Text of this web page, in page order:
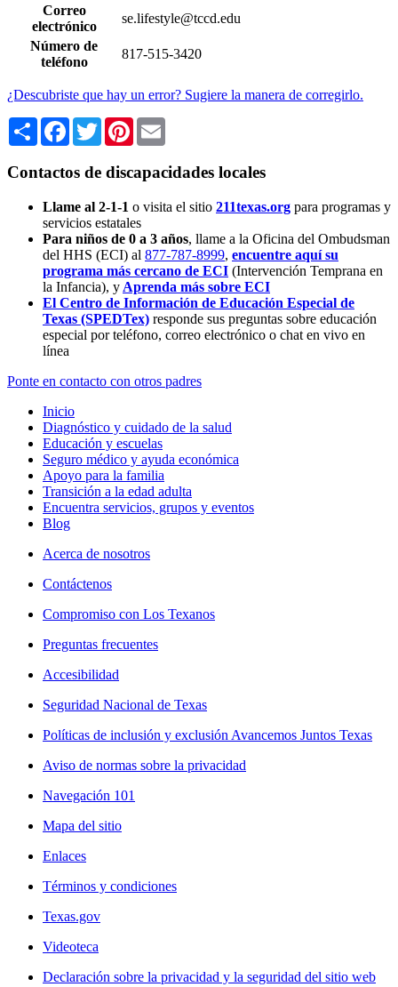
Correo
electrónico
se.lifestyle@tccd.edu
Número de
teléfono
817-515-3420
¿Descubriste que hay un error? Sugiere la manera de corregirlo.
Share Facebook
TwitterPinterest
Contactos de discapacidades locales
Llame al 2-1-1 o visita el sitio 211texas.org para programas y
servicios estatales
Para niños de 0 a 3 años, llame a la Oficina del Ombudsman
del HHS (ECI) al 877-787-8999, encuentre aquí su
programa más cercano de ECI (Intervención Temprana en
la Infancia), y Aprenda más sobre ECI
El Centro de Información de Educación Especial de
Texas (SPEDTex) responde sus preguntas sobre educación
especial por teléfono, correo electrónico o chat en vivo en
línea
Ponte en contacto con otros padres
Inicio
Diagnóstico y cuidado de la salud
Educación y escuelas
Seguro médico y ayuda económica
Apoyo para la familia
Transición a la edad adulta
Encuentra servicios, grupos y eventos
Blog
Acerca de nosotros
Contáctenos
Compromiso con Los Texanos
Preguntas frecuentes
Accesibilidad
Seguridad Nacional de Texas
Políticas de inclusión y exclusión Avancemos Juntos Texas
Aviso de normas sobre la privacidad
Navegación 101
Mapa del sitio
Enlaces
Términos y condiciones
Texas.gov
Videoteca
Declaración sobre la privacidad y la seguridad del sitio web